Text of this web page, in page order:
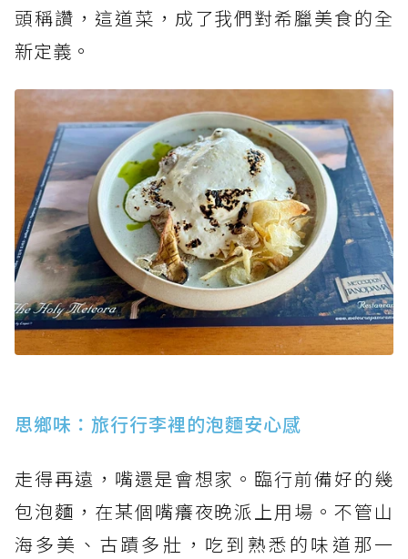
頭稱讚，這道菜，成了我們對希臘美食的全
新定義。
思鄉味：旅行行李裡的泡麵安心感
走得再遠，嘴還是會想家。臨行前備好的幾
包泡麵，在某個嘴癢夜晚派上用場。不管山
海多美、古蹟多壯，吃到熟悉的味道那一